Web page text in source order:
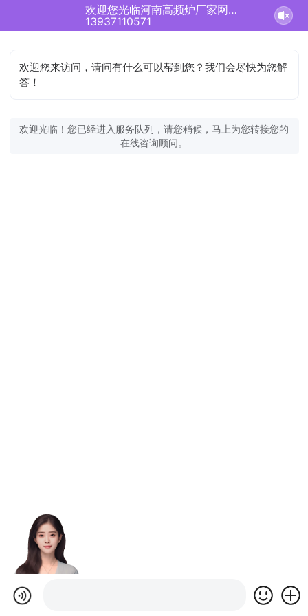
欢迎您光临河南高频炉厂家网站！正在为您服务
13937110571
欢迎您来访问，请问有什么可以帮到您？我们会尽快为您解
答！
欢迎光临！您已经进入服务队列，请您稍候，马上为您转接您的
在线咨询顾问。